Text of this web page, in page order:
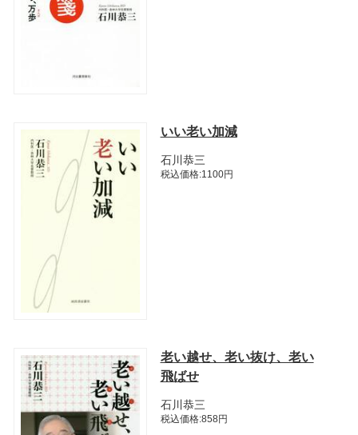
いい老い加減
石川恭三
税込価格:1100円
老い越せ、老い抜け、老い
飛ばせ
石川恭三
税込価格:858円